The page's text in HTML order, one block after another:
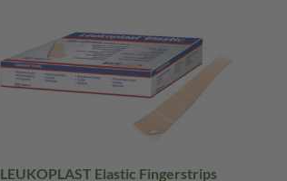
LEUKOPLAST Elastic Fingerstrips